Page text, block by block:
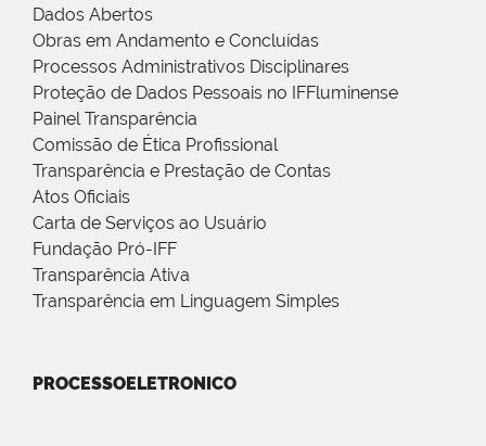
Dados Abertos
Obras em Andamento e Concluídas
Processos Administrativos Disciplinares
Proteção de Dados Pessoais no IFFluminense
Painel Transparência
Comissão de Ética Profissional
Transparência e Prestação de Contas
Atos Oficiais
Carta de Serviços ao Usuário
Fundação Pró-IFF
Transparência Ativa
Transparência em Linguagem Simples
PROCESSOELETRONICO